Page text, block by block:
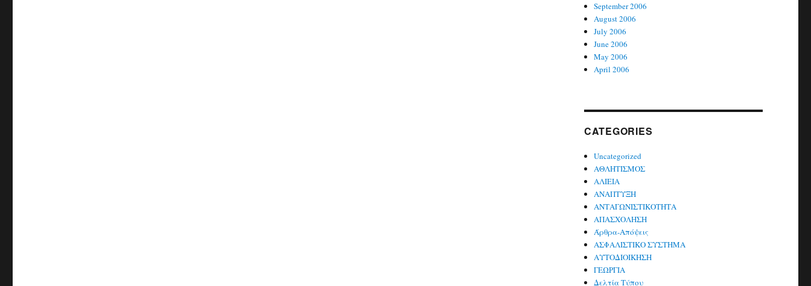
September 2006
August 2006
July 2006
June 2006
May 2006
April 2006
CATEGORIES
Uncategorized
ΑΘΛΗΤΙΣΜΟΣ
ΑΛΙΕΙΑ
ΑΝΑΠΤΥΞΗ
ΑΝΤΑΓΩΝΙΣΤΙΚΟΤΗΤΑ
ΑΠΑΣΧΟΛΗΣΗ
Άρθρα-Απόψεις
ΑΣΦΑΛΙΣΤΙΚΟ ΣΥΣΤΗΜΑ
ΑΥΤΟΔΙΟΙΚΗΣΗ
ΓΕΩΡΓΙΑ
Δελτία Τύπου